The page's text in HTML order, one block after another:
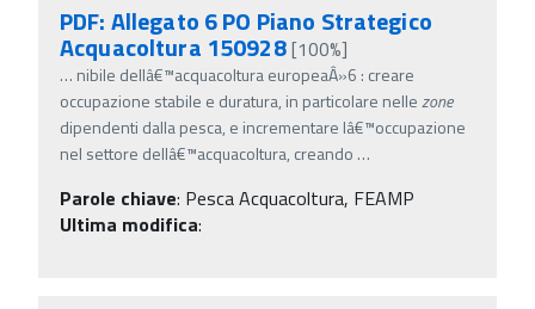
PDF: Allegato 6 PO Piano Strategico
Acquacoltura 150928[100%]
… nibile dellâ€™acquacoltura europeaÂ»6 : creare
occupazione stabile e duratura, in particolare nellezone
dipendenti dalla pesca, e incrementare lâ€™occupazione
nel settore dellâ€™acquacoltura, creando …
Parole chiave: Pesca Acquacoltura, FEAMP
Ultima modifica: